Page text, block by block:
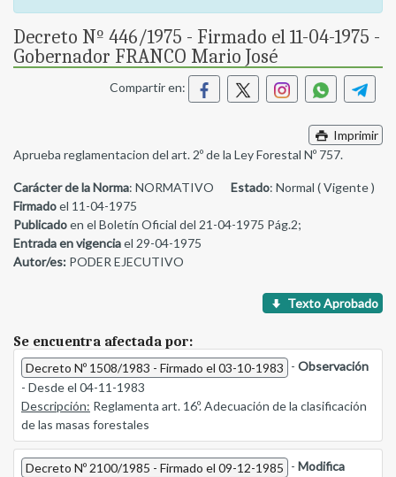
Decreto Nº 446/1975 - Firmado el 11-04-1975 -
Gobernador FRANCO Mario José
Compartir en:
Imprimir
Aprueba reglamentacion del art. 2º de la Ley Forestal Nº 757.
Carácter de la Norma: NORMATIVO Estado: Normal ( Vigente )
Firmadoel 11-04-1975
Publicadoen el Boletín Oficial del 21-04-1975 Pág.2;
Entrada en vigenciael 29-04-1975
Autor/es: PODER EJECUTIVO
Texto Aprobado
Se encuentra afectada por:
Decreto Nº 1508/1983 - Firmado el 03-10-1983 - Observación
- Desde el 04-11-1983
Descripción: Reglamenta art. 16º. Adecuación de la clasificación
de las masas forestales
Decreto Nº 2100/1985 - Firmado el 09-12-1985 - Modifica